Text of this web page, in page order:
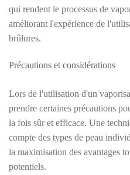
qui rendent le processus de
améliorant l'expérience de
brûlures.
Précautions et considérations
Lors de l'utilisation d'un
prendre certaines précautions
la fois sûr et efficace. Une
compte des types de peau
la maximisation des avantages
potentiels.